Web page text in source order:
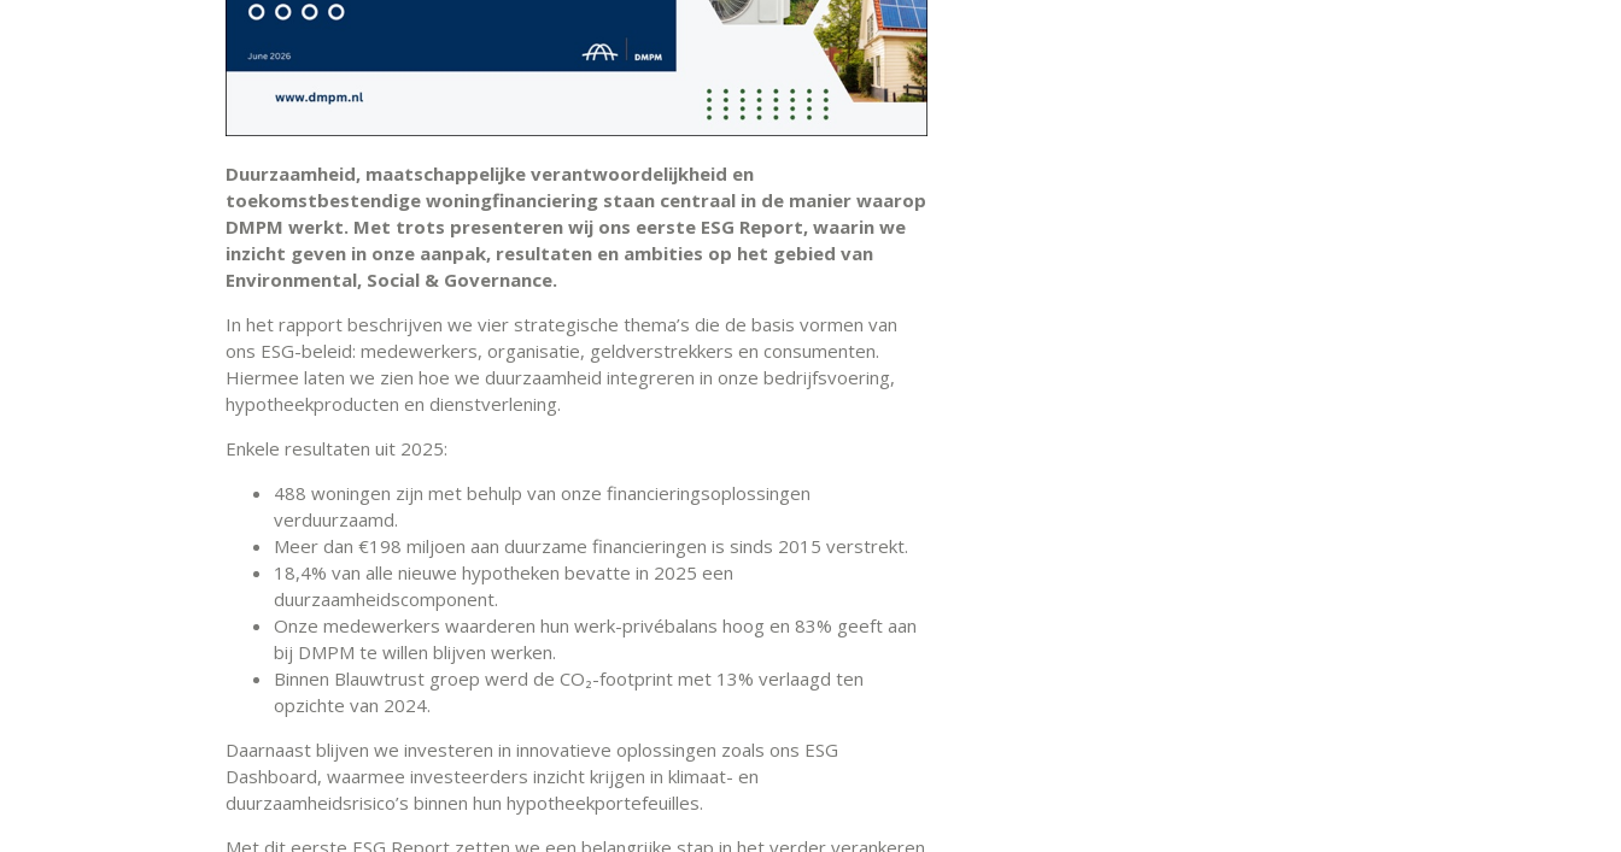
Duurzaamheid, maatschappelijke verantwoordelijkheid en
toekomstbestendige woningfinanciering staan centraal in de manier waarop
DMPM werkt. Met trots presenteren wij ons eerste ESG Report, waarin we
inzicht geven in onze aanpak, resultaten en ambities op het gebied van
Environmental, Social & Governance.
In het rapport beschrijven we vier strategische thema’s die de basis vormen van
ons ESG-beleid: medewerkers, organisatie, geldverstrekkers en consumenten.
Hiermee laten we zien hoe we duurzaamheid integreren in onze bedrijfsvoering,
hypotheekproducten en dienstverlening.
Enkele resultaten uit 2025:
488 woningen zijn met behulp van onze financieringsoplossingen
verduurzaamd.
Meer dan €198 miljoen aan duurzame financieringen is sinds 2015 verstrekt.
18,4% van alle nieuwe hypotheken bevatte in 2025 een
duurzaamheidscomponent.
Onze medewerkers waarderen hun werk-privébalans hoog en 83% geeft aan
bij DMPM te willen blijven werken.
Binnen Blauwtrust groep werd de CO₂-footprint met 13% verlaagd ten
opzichte van 2024.
Daarnaast blijven we investeren in innovatieve oplossingen zoals ons ESG
Dashboard, waarmee investeerders inzicht krijgen in klimaat- en
duurzaamheidsrisico’s binnen hun hypotheekportefeuilles.